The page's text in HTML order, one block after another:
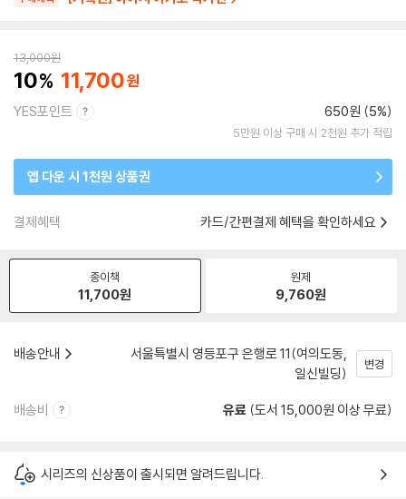
13,000원
10 11,700
YES포인트 650원 (5%)
5만원 이상 구매 시 2천원 추가 적립
앱 다운 시 1천원 상품권
결제혜택 카드/간편결제 혜택을 확인하세요
종이책
11,700원
원제
9,760원
배송안내
서울특별시 영등포구 은행로 11(여의도동,
일신빌딩)
변경
배송비 유료 (도서 15,000원 이상 무료)
시리즈의 신상품이 출시되면 알려드립니다.